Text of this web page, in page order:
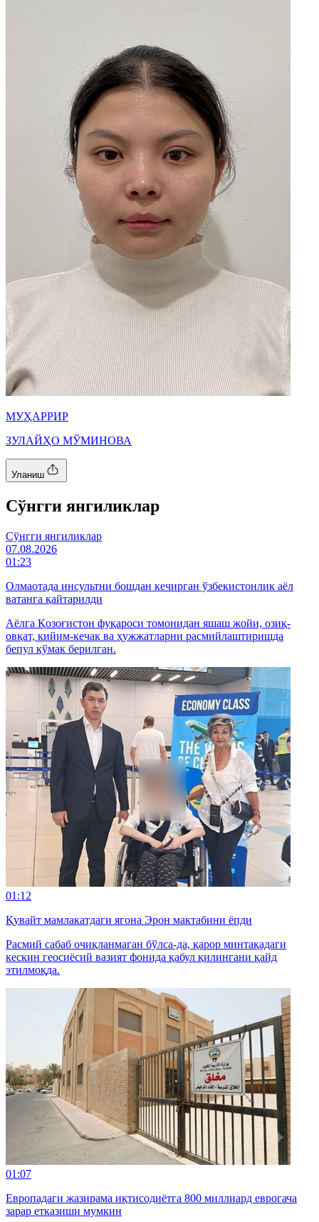
МУҲАРРИР
ЗУЛАЙҲО МЎМИНОВА
Уланиш
Cўнгги янгиликлар
Cўнгги янгиликлар
07.08.2026
01:23
Олмаотада инсультни бошдан кечирган ўзбекистонлик аёл
ватанга қайтарилди
Аёлга Қозоғистон фуқароси томонидан яшаш жойи, озиқ-
овқат, кийим-кечак ва ҳужжатларни расмийлаштиришда
бепул кўмак берилган.
01:12
Қувайт мамлакатдаги ягона Эрон мактабини ёпди
Расмий сабаб очиқланмаган бўлса-да, қарор минтақадаги
кескин геосиёсий вазият фонида қабул қилингани қайд
этилмоқда.
01:07
Европадаги жазирама иқтисодиётга 800 миллиард еврогача
зарар етказиши мумкин